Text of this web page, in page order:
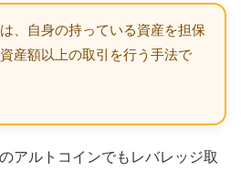
、自身の持っている資産を担保
産額以上の取引を行う手法で
アルトコインでもレバレッジ取